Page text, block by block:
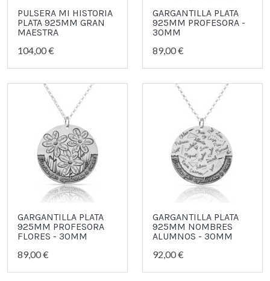
PULSERA MI HISTORIA
PLATA 925MM GRAN
MAESTRA
104,00 €
GARGANTILLA PLATA
925MM PROFESORA -
30MM
89,00 €
GARGANTILLA PLATA
925MM PROFESORA
FLORES - 30MM
89,00 €
GARGANTILLA PLATA
925MM NOMBRES
ALUMNOS - 30MM
92,00 €